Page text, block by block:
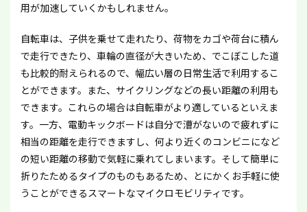
用が加速していくかもしれません。
自転車は、子供を乗せて走れたり、荷物をカゴや荷台に積ん
で走行できたり、車輪の直径が大きいため、でこぼこした道
も比較的耐えられるので、幅広い層の日常生活で利用するこ
とができます。また、サイクリングなどの長い距離の利用も
できます。これらの場合は自転車がより適しているといえま
す。一方、電動キックボードは自分で漕がないので疲れずに
相当の距離を走行できますし、何より近くのコンビニになど
の短い距離の移動で気軽に乗れてしまいます。そして簡単に
折りたためるタイプのものもあるため、とにかくお手軽に使
うことができるスマートなマイクロモビリティです。